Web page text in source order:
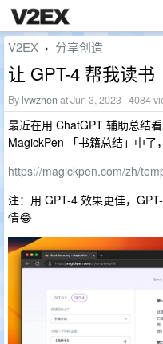
V2EX › 分享创造
让 GPT-4 帮我读书
By lvwzhen at Jun 3, 2023 · 4084
最近在用 ChatGPT 辅助总结
MagickPen 「书籍总结」中了
https://magickpen.com/zh/
注：用 GPT-4 效果更佳，
情😂